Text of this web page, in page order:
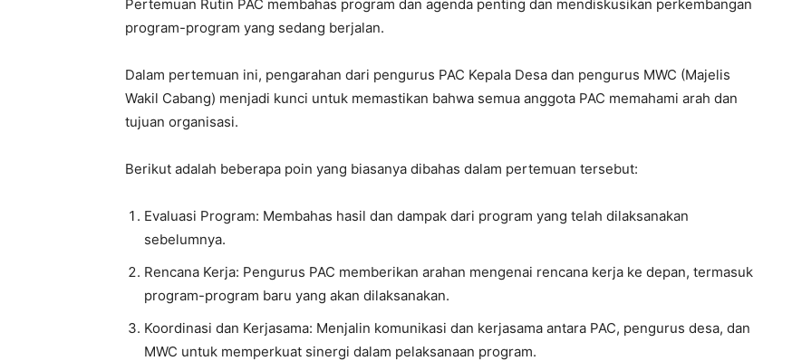
Pertemuan Rutin PAC membahas program dan agenda penting dan mendiskusikan perkembangan
program-program yang sedang berjalan.
Dalam pertemuan ini, pengarahan dari pengurus PAC Kepala Desa dan pengurus MWC (Majelis
Wakil Cabang) menjadi kunci untuk memastikan bahwa semua anggota PAC memahami arah dan
tujuan organisasi.
Berikut adalah beberapa poin yang biasanya dibahas dalam pertemuan tersebut:
Evaluasi Program: Membahas hasil dan dampak dari program yang telah dilaksanakan
sebelumnya.
Rencana Kerja: Pengurus PAC memberikan arahan mengenai rencana kerja ke depan, termasuk
program-program baru yang akan dilaksanakan.
Koordinasi dan Kerjasama: Menjalin komunikasi dan kerjasama antara PAC, pengurus desa, dan
MWC untuk memperkuat sinergi dalam pelaksanaan program.